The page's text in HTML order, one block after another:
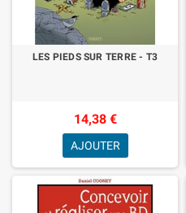
LES PIEDS SUR TERRE - T3
14,38 €
AJOUTER